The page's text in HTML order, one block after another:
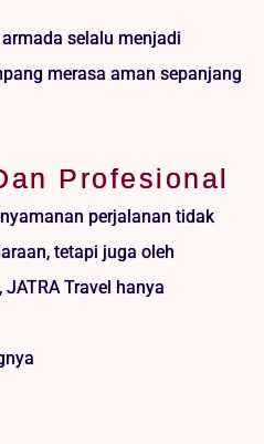
selalu menjadi
merasa aman sepanjang
Profesional
perjalanan tidak
tetapi juga oleh
Travel hanya